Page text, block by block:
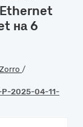
на 6
/
P-2025-04-11-